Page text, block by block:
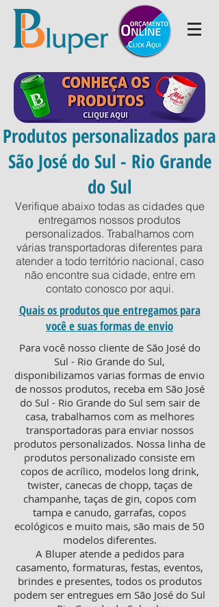
Produtos personalizados para
São José do Sul - Rio Grande
do Sul
Verifique abaixo todas as cidades que
entregamos nossos produtos
personalizados. Trabalhamos com
várias transportadoras diferentes para
atender a todo território nacional, caso
não encontre sua cidade, entre em
contato conosco por aqui.
Para você nosso cliente de São José do
Sul - Rio Grande do Sul,
disponibilizamos varias formas de envio
de nossos produtos, receba em São José
do Sul - Rio Grande do Sul sem sair de
casa, trabalhamos com as melhores
transportadoras para enviar nossos
produtos personalizados. Nossa linha de
produtos personalizado consiste em
copos de acrílico, modelos long drink,
twister, canecas de chopp, taças de
champanhe, taças de gin, copos com
tampa e canudo, garrafas, copos
ecológicos e muito mais, são mais de 50
modelos diferentes.
A Bluper atende a pedidos para
casamento, formaturas, festas, eventos,
brindes e presentes, todos os produtos
podem ser entregues em São José do Sul
Quais os produtos que entregamos para
você e suas formas de envio